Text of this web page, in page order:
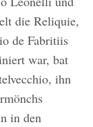
die Reliquie,
de Fabritiis
war, bat
ihn
in den